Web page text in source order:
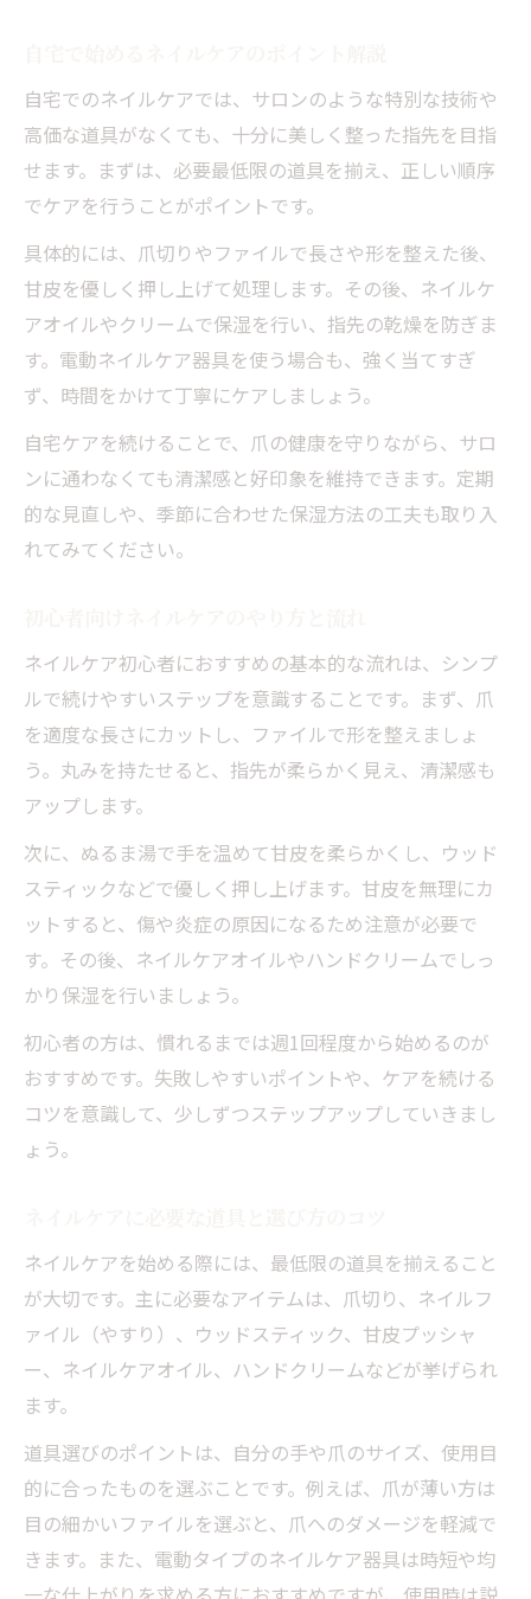
び方
初心者でも続けやすいネイルケア習慣の極意
ネイルケア初心者が知るべきセルフの基本
毎日のネイルケアで差がつく美しさの秘訣
セルフでもできる簡単ネイルケア道具の使
ネイルケアセルフで無理なく続く習慣作り
ィン
ネイルケアで好印象な指先を作る毎日の流
れ
方法
ネイルケアオイルで叶えるうるおい指先術
サロン級のネイルケアを自宅で続けるコツ
自然で上品な指先へ導くセルフネイルケア術
ネイルケアで叶える上品な指先の秘訣
セルフネイルケアで自然な美しさを磨く方
法
ネイルケアセルフのやり方で好印象をアッ
プ
サロンに負けないセルフネイルケアの極意
男ウケするネイルケアと避けたいポイント
自宅でのネイルケアでは、サロンのような特別な技術や
高価な道具がなくても、十分に美しく整った指先を目指
せます。まずは、必要最低限の道具を揃え、正しい順序
でケアを行うことがポイントです。
具体的には、爪切りやファイルで長さや形を整えた後、
甘皮を優しく押し上げて処理します。その後、ネイルケ
アオイルやクリームで保湿を行い、指先の乾燥を防ぎま
す。電動ネイルケア器具を使う場合も、強く当てすぎ
ず、時間をかけて丁寧にケアしましょう。
自宅ケアを続けることで、爪の健康を守りながら、サロ
ンに通わなくても清潔感と好印象を維持できます。定期
的な見直しや、季節に合わせた保湿方法の工夫も取り入
れてみてください。
ネイルケア初心者におすすめの基本的な流れは、シンプ
ルで続けやすいステップを意識することです。まず、爪
を適度な長さにカットし、ファイルで形を整えましょ
う。丸みを持たせると、指先が柔らかく見え、清潔感も
アップします。
次に、ぬるま湯で手を温めて甘皮を柔らかくし、ウッド
スティックなどで優しく押し上げます。甘皮を無理にカ
ットすると、傷や炎症の原因になるため注意が必要で
す。その後、ネイルケアオイルやハンドクリームでしっ
かり保湿を行いましょう。
初心者の方は、慣れるまでは週1回程度から始めるのが
おすすめです。失敗しやすいポイントや、ケアを続ける
コツを意識して、少しずつステップアップしていきまし
ょう。
ネイルケアを始める際には、最低限の道具を揃えること
が大切です。主に必要なアイテムは、爪切り、ネイルフ
ァイル（やすり）、ウッドスティック、甘皮プッシャ
ー、ネイルケアオイル、ハンドクリームなどが挙げられ
ます。
道具選びのポイントは、自分の手や爪のサイズ、使用目
的に合ったものを選ぶことです。例えば、爪が薄い方は
目の細かいファイルを選ぶと、爪へのダメージを軽減で
きます。また、電動タイプのネイルケア器具は時短や均